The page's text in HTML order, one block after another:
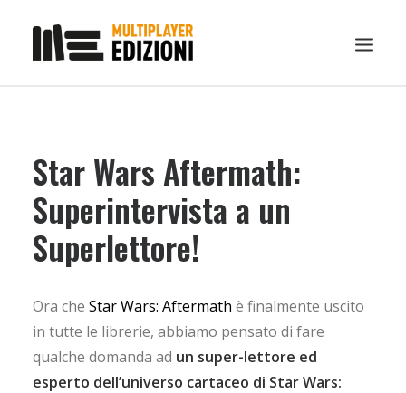
LIBRI
GUIDE STRATEGICHE
GADGET
NEWS
CHI SIAMO
DOWNLOAD
RICERCA
Star Wars Aftermath:
Superintervista a un
Superlettore!
Ora che Star Wars: Aftermath è finalmente uscito
in tutte le librerie, abbiamo pensato di fare
qualche domanda ad un super-lettore ed
esperto dell’universo cartaceo di Star Wars: